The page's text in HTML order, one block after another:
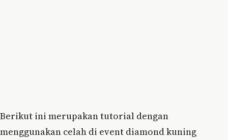
Berikut ini merupakan tutorial dengan
menggunakan celah di event diamond kuning